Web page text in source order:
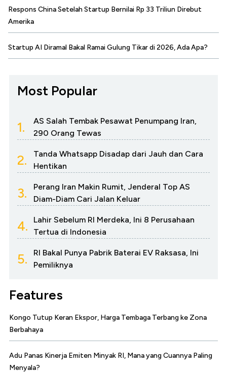
Respons China Setelah Startup Bernilai Rp 33 Triliun Direbut
Amerika
Startup AI Diramal Bakal Ramai Gulung Tikar di 2026, Ada Apa?
Most Popular
1.
AS Salah Tembak Pesawat Penumpang Iran,
290 Orang Tewas
2.
Tanda Whatsapp Disadap dari Jauh dan Cara
Hentikan
3.
Perang Iran Makin Rumit, Jenderal Top AS
Diam-Diam Cari Jalan Keluar
4.
Lahir Sebelum RI Merdeka, Ini 8 Perusahaan
Tertua di Indonesia
5.
RI Bakal Punya Pabrik Baterai EV Raksasa, Ini
Pemiliknya
Features
Kongo Tutup Keran Ekspor, Harga Tembaga Terbang ke Zona
Berbahaya
Adu Panas Kinerja Emiten Minyak RI, Mana yang Cuannya Paling
Menyala?